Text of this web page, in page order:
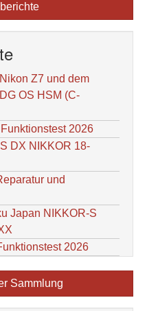
Z7 und dem
OS HSM (C-
2026
DX NIKKOR 18-
und
Japan NIKKOR-S
2026
Sammlung